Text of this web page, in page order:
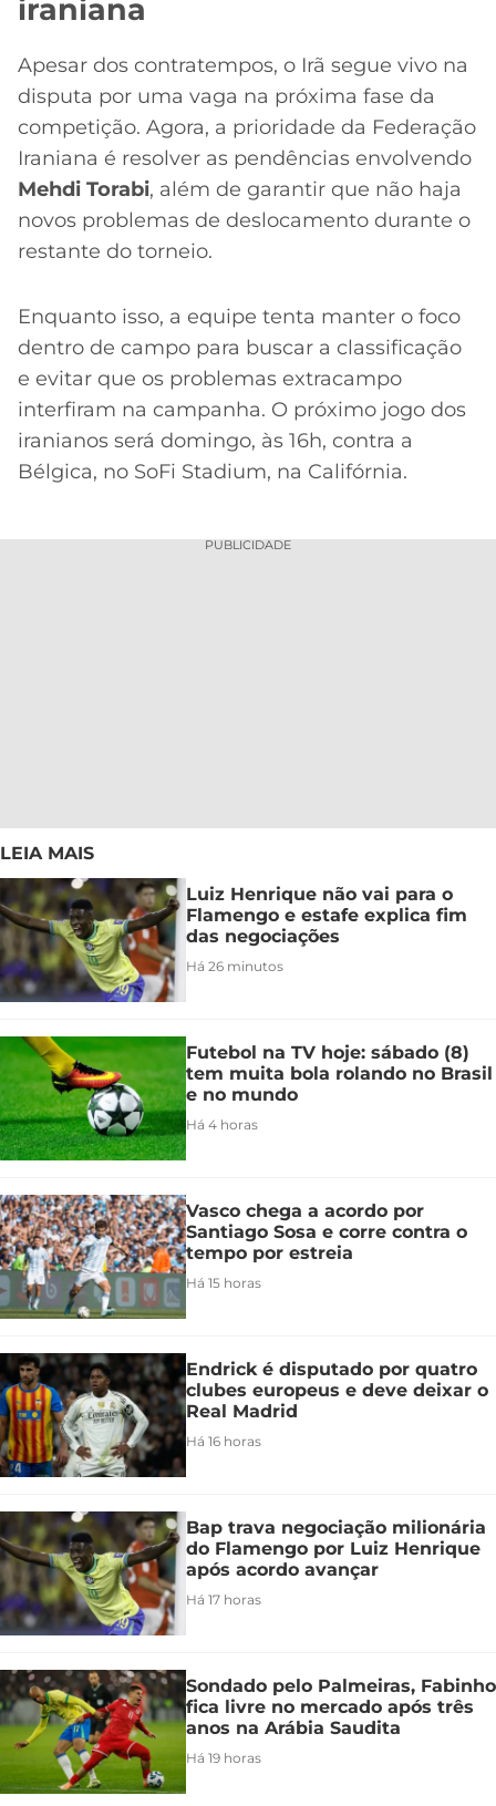
iraniana
Apesar dos contratempos, o Irã segue vivo na
disputa por uma vaga na próxima fase da
competição. Agora, a prioridade da Federação
Iraniana é resolver as pendências envolvendo
Mehdi Torabi, além de garantir que não haja
novos problemas de deslocamento durante o
restante do torneio.
Enquanto isso, a equipe tenta manter o foco
dentro de campo para buscar a classificação
e evitar que os problemas extracampo
interfiram na campanha. O próximo jogo dos
iranianos será domingo, às 16h, contra a
Bélgica, no SoFi Stadium, na Califórnia.
PUBLICIDADE
LEIA MAIS
Luiz Henrique não vai para o
Flamengo e estafe explica fim
das negociações
Há 26 minutos
Futebol na TV hoje: sábado (8)
tem muita bola rolando no Brasil
e no mundo
Há 4 horas
Vasco chega a acordo por
Santiago Sosa e corre contra o
tempo por estreia
Há 15 horas
Endrick é disputado por quatro
clubes europeus e deve deixar o
Real Madrid
Há 16 horas
Bap trava negociação milionária
do Flamengo por Luiz Henrique
após acordo avançar
Há 17 horas
Sondado pelo Palmeiras, Fabinho
fica livre no mercado após três
anos na Arábia Saudita
Há 19 horas